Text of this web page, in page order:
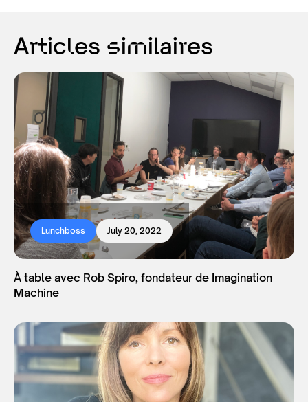
Articles similaires
Lunchboss July 20, 2022
À table avec Rob Spiro, fondateur de Imagination
Machine